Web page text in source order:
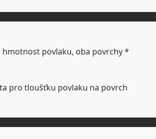
hmotnost povlaku, oba povrchy *
pro tloušťku povlaku na povrch